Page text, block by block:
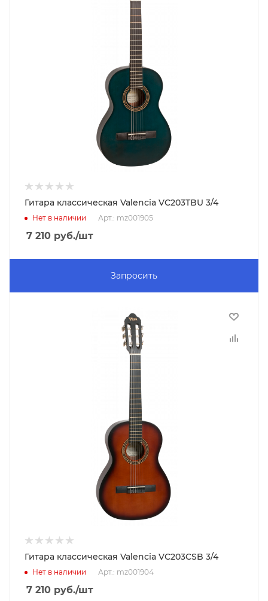
Гитара классическая Valencia VC203TBU 3/4
Нет в наличии Арт.: mz001905
7 210 руб./шт
Запросить
Гитара классическая Valencia VC203CSB 3/4
Нет в наличии Арт.: mz001904
7 210 руб./шт